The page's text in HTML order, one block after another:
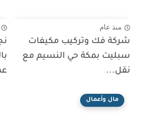
منذ عام
شركة فك وتركيب مكيفات
سبليت بمكة حي النسيم مع
نقل...
مال وأعمال